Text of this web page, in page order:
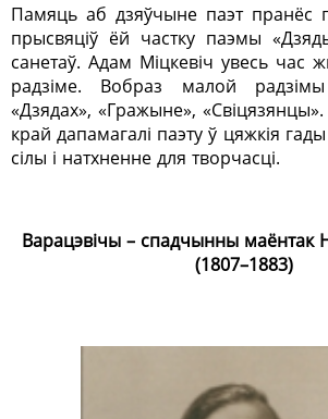
Памяць аб дзяўчыне паэт пранёс
прысвяціў ёй частку паэмы
санетаў. Адам Міцкевіч увесь час
радзіме. Вобраз малой
«Дзядах», «Гражыне»,
край дапамагалі паэту ў цяжкія гады
сілы і натхненне для творчасці.
Варацэвічы – спадчынны маёнтак
(1807–1883)